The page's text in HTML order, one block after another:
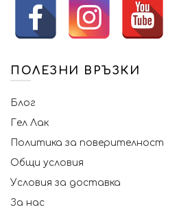
ПОЛЕЗНИ ВРЪЗКИ
Блог
Гел Лак
Политика за поверителност
Общи условия
Условия за доставка
За нас